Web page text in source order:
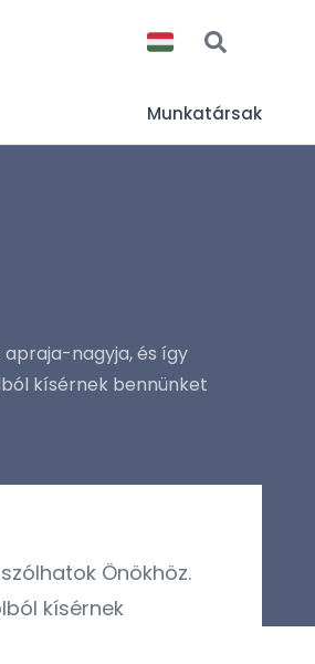
Munkatársak
nagyja, és így
kísérnek bennünket
Önökhöz.
kísérnek